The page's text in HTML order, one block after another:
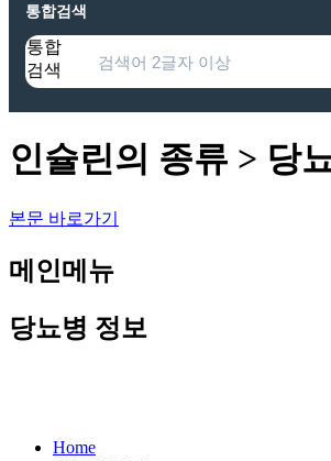
통합검색
통합
검색
인슐린의 종류 > 당
본문 바로가기
메인메뉴
당뇨병 정보
Home